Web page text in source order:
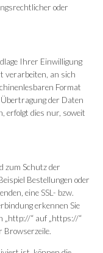
oder
Ihrer Einwilligung
verarbeiten, an sich
Format
der Daten
erfolgt dies nur, soweit
zum Schutz der
Bestellungen oder
eine SSL- bzw.
erkennen Sie
„http://“ auf „https://“
Browserzeile.